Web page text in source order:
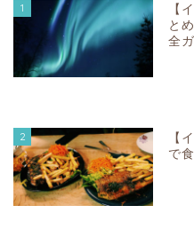
1
【
と
全
2
【
で